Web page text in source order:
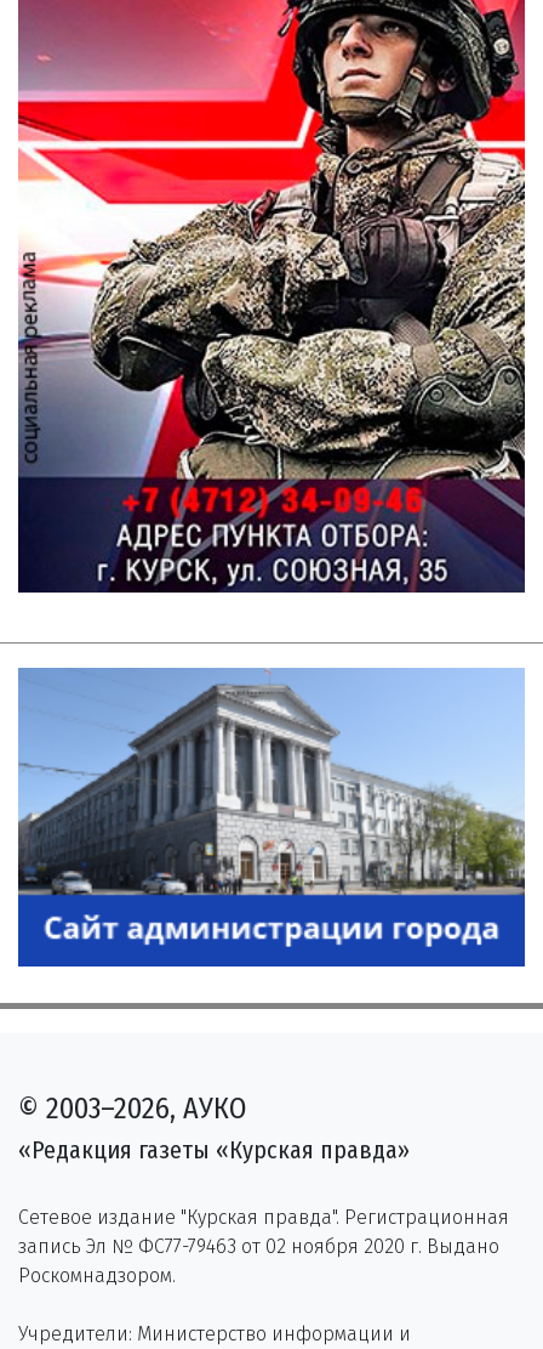
© 2003–2026, АУКО
«Редакция газеты «Курская правда»
Сетевое издание "Курская правда". Регистрационная
запись Эл № ФС77-79463 от 02 ноября 2020 г. Выдано
Роскомнадзором.
Учредители: Министерство информации и